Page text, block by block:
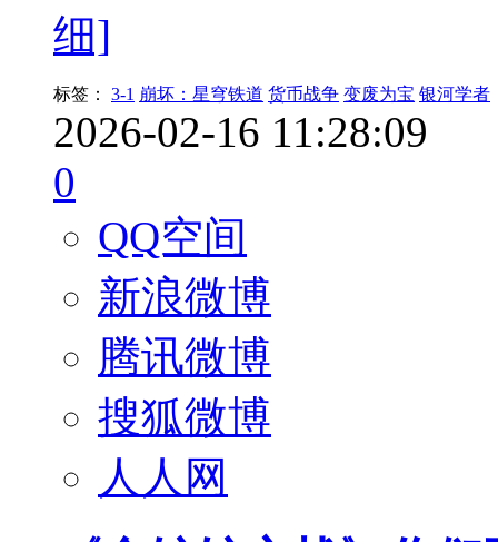
细]
标签： 3-1 崩坏：星穹铁道 货币战争 变废为宝 银河学者
2026-02-16 11:28:09
0
QQ空间
新浪微博
腾讯微博
搜狐微博
人人网